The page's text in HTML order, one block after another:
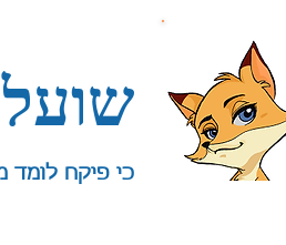
שועל
כי פיקח לומד